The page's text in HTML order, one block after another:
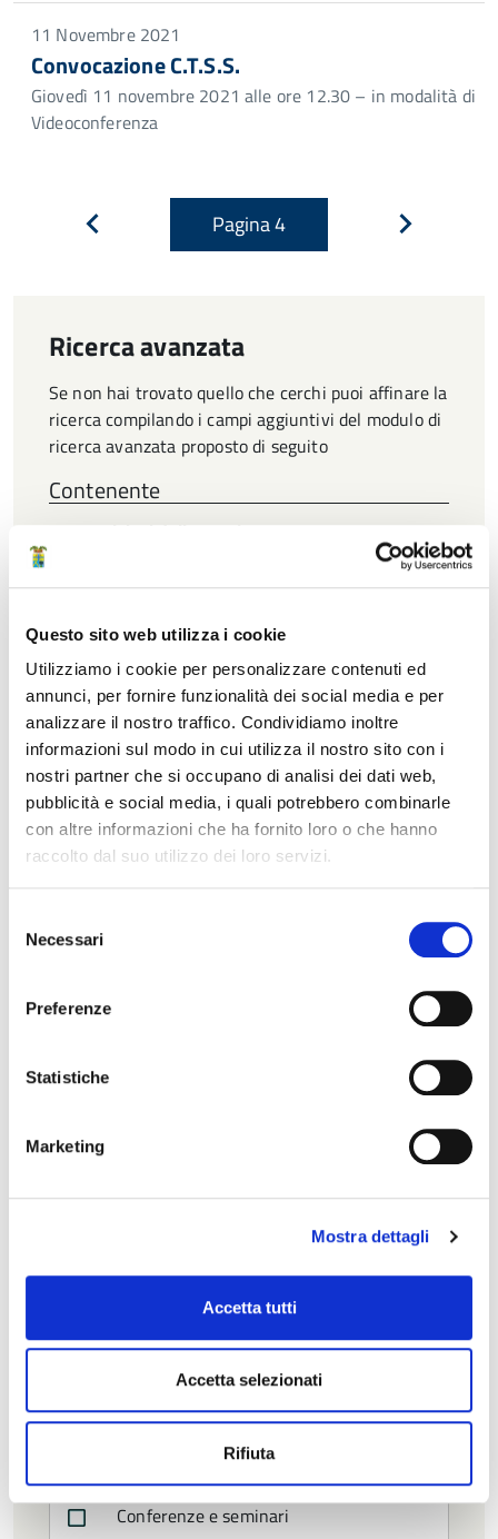
Questo sito web utilizza i cookie
Utilizziamo i cookie per personalizzare contenuti ed
annunci, per fornire funzionalità dei social media e per
analizzare il nostro traffico. Condividiamo inoltre
informazioni sul modo in cui utilizza il nostro sito con i
nostri partner che si occupano di analisi dei dati web,
pubblicità e social media, i quali potrebbero combinarle
con altre informazioni che ha fornito loro o che hanno
raccolto dal suo utilizzo dei loro servizi.
delNecessari
Preferenze
Statistiche
Marketing
Mostra dettagli
Accetta tutti
Accetta selezionati
Rifiuta
11 Novembre 2021
Convocazione C.T.S.S.
Giovedì 11 novembre 2021 alle ore 12.30 – in modalità di
Videoconferenza
Pagina4
Ricerca avanzata
Se non hai trovato quello che cerchi puoi affinare la
ricerca compilando i campi aggiuntivi del modulo di
ricerca avanzata proposto di seguito
Contenente
una qualsiasi delle parole
la frase
Date
Inizio dopo il
Seleziona
la
Seleziona
Fine prima del
Anniversari e commemorazioni
Assemblea Generale CTSS
Attività di aggiornamento
Carnevale
Cinema e video
Conferenze e seminari